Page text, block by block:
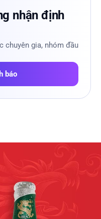
nhận định
chuyên gia, nhóm đầu
báo